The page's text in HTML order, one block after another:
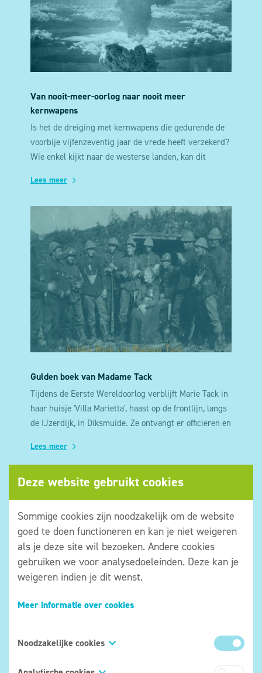
Van nooit-meer-oorlog naar nooit meer
kernwapens
Is het de dreiging met kernwapens die gedurende de
voorbije vijfenzeventig jaar de vrede heeft verzekerd?
Wie enkel kijkt naar de westerse landen, kan dit
andere plaatsen oorlog gevoerd, ondanks een
was een kernoorlog soms heel dichtbij.
Lees meer
Gulden boek van Madame Tack
Tijdens de Eerste Wereldoorlog verblijft Marie Tack in
haar huisje 'Villa Marietta', haast op de frontlijn, langs
de IJzerdijk, in Diksmuide. Ze ontvangt er officieren en
haar gastenboek, haar 'Gulden Boek'
Lees meer
Demarcatiepalen markeren de Westhoek
Deze website gebruikt cookies
Sommige cookies zijn noodzakelijk om de website
goed te doen functioneren en kan je niet weigeren
als je deze site wil bezoeken. Andere cookies
gebruiken we voor analysedoeleinden. Deze kan je
weigeren indien je dit wenst.
Meer informatie over cookies
Noodzakelijke cookies
Deze cookies zijn onmisbaar om onze website te